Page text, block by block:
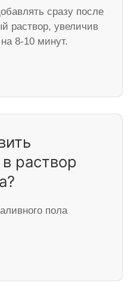
сразу после
раствор, увеличив
8-10 минут.
раствор
пола